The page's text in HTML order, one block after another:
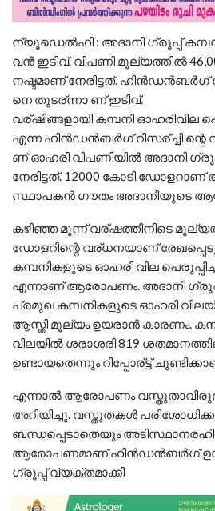
ന്യൂഡെൽഹി : അദാനി ഗ്രൂപ്പ്
വന്‍ ഇടിവ്. വിപണി മൂല്യത്തില്‍
നഷ്ടമാണ് നേരിട്ടത്. ഹിന്‍ഡന്‍ബര്‍ഗ്
നെ തുടര്ന്നാ ണ് ഇടിവ്.
വര്ഷിങ്ങളായി കമ്പനി ഓഹരിവില
എന്ന ഹിന്‍ഡന്‍ബര്‍ഗ് റിസര്ച്ചി ന്റെ
ണ് ഓഹരി വിപണിയില്‍ അദാനി
നേരിട്ടത്. 12000 കോടി ഡോളറാണ്
സ്ഥാപകന്‍ ഗൗതം അദാനിയുടെ
കഴിഞ്ഞ മൂന്ന് വര്ഷത്തിനിടെ
ഡോളറിന്റെ വര്ധനയാണ്
കമ്പനികളുടെ ഓഹരി വില
എന്നാണ് ആരോപണം. അദാനി
പ്രമുഖ കമ്പനികളുടെ ഓഹരി
ആസ്തി മൂല്യം ഉയരാന്‍ കാരണം.
വിലയില്‍ ശരാശരി 819
ഉണ്ടായതെന്നും റിപ്പോര്ട്ട്
എന്നാല്‍ ആരോപണം
അറിയിച്ചു. വസ്തുതകള്‍
ബന്ധപ്പെടാതെയും
ആരോപണമാണ് ഹിന്‍ഡന്‍ബര്‍ഗ്
ഗ്രൂപ്പ് വ്യക്തമാക്കി